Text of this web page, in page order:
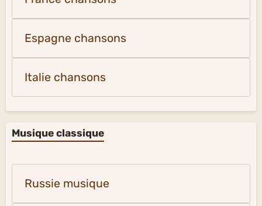
Espagne chansons
Italie chansons
Musique classique
Russie musique